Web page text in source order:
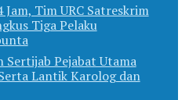
Tim URC Satreskrim
Tiga Pelaku
Sertijab Pejabat Utama
Lantik Karolog dan